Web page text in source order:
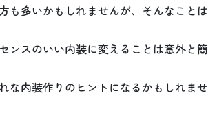
も多いかもしれませんが、そんなことは
ンスのいい内装に変えることは意外と簡
な内装作りのヒントになるかもしれませ